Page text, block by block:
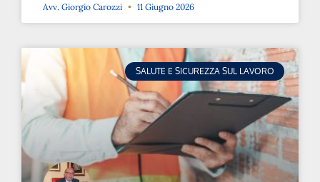
Avv. Giorgio Carozzi 11 Giugno 2026
SALUTE E SICUREZZA SUL LAVORO